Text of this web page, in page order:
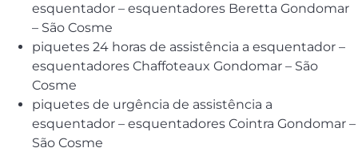
esquentador – esquentadores Beretta Gondomar
– São Cosme
piquetes 24 horas de assistência a esquentador –
esquentadores Chaffoteaux Gondomar – São
Cosme
piquetes de urgência de assistência a
esquentador – esquentadores Cointra Gondomar –
São Cosme